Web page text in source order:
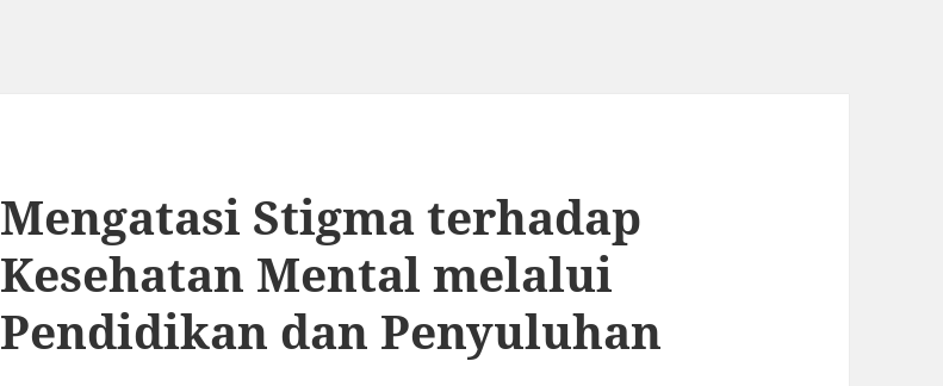
Mengatasi Stigma terhadap
Kesehatan Mental melalui
Pendidikan dan Penyuluhan